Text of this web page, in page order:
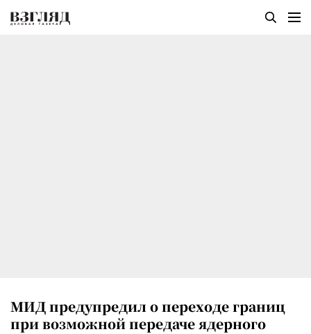
МИД предупредил о переходе границ
при возможной передаче ядерного